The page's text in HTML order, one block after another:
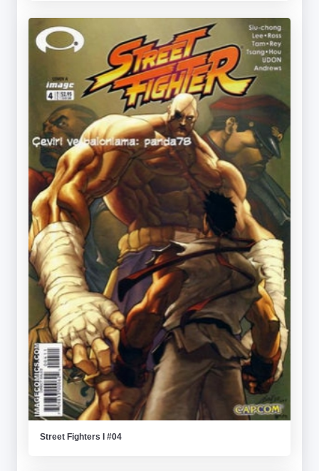
Street Fighters I #04